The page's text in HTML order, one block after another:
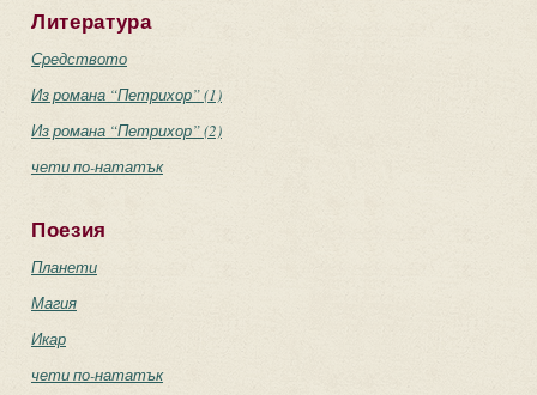
Литература
Средството
Из романа “Петрихор” (1)
Из романа “Петрихор” (2)
чети по-нататък
Поезия
Планети
Магия
Икар
чети по-нататък